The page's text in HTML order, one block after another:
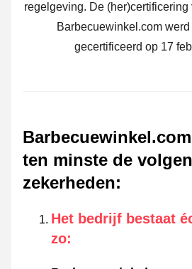
regelgeving. De
Barbecuewinkel.com
gecertificeerd op 17
ten minste de
zekerheden:
Het bedrijf bestaat
zo: